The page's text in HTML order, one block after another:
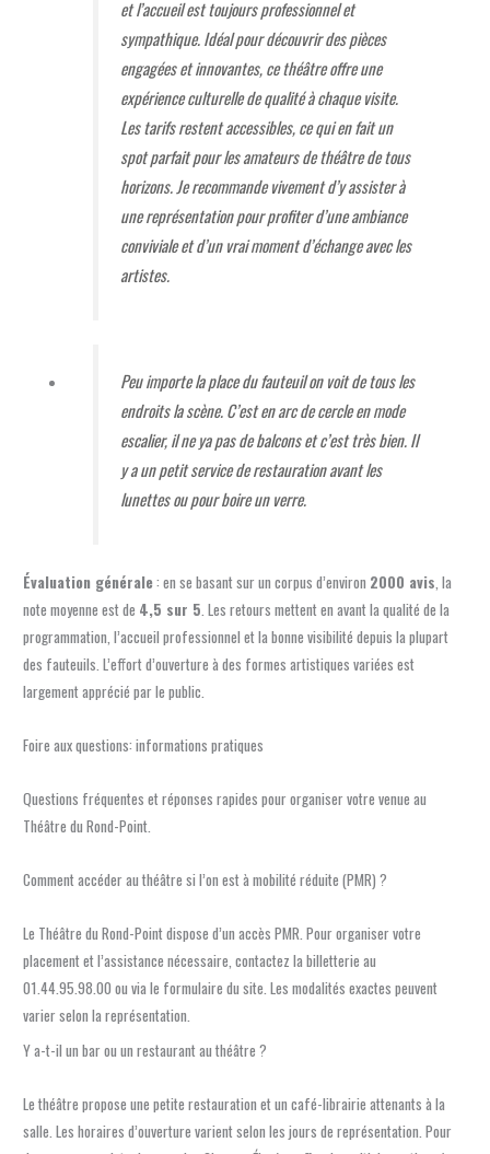
et l’accueil est toujours professionnel et
sympathique. Idéal pour découvrir des pièces
engagées et innovantes, ce théâtre offre une
expérience culturelle de qualité à chaque visite.
Les tarifs restent accessibles, ce qui en fait un
spot parfait pour les amateurs de théâtre de tous
horizons. Je recommande vivement d’y assister à
une représentation pour profiter d’une ambiance
conviviale et d’un vrai moment d’échange avec les
artistes.
Peu importe la place du fauteuil on voit de tous les
endroits la scène. C’est en arc de cercle en mode
escalier, il ne ya pas de balcons et c’est très bien. Il
y a un petit service de restauration avant les
lunettes ou pour boire un verre.
Évaluation générale: en se basant sur un corpus d’environ 2000 avis, la
note moyenne est de 4,5 sur 5. Les retours mettent en avant la qualité de la
programmation, l’accueil professionnel et la bonne visibilité depuis la plupart
des fauteuils. L’effort d’ouverture à des formes artistiques variées est
largement apprécié par le public.
Foire aux questions: informations pratiques
Questions fréquentes et réponses rapides pour organiser votre venue au
Théâtre du Rond-Point.
Comment accéder au théâtre si l’on est à mobilité réduite (PMR) ?
Le Théâtre du Rond-Point dispose d’un accès PMR. Pour organiser votre
placement et l’assistance nécessaire, contactez la billetterie au
01.44.95.98.00 ou via le formulaire du site. Les modalités exactes peuvent
varier selon la représentation.
Y a-t-il un bar ou un restaurant au théâtre ?
Le théâtre propose une petite restauration et un café-librairie attenants à la
salle. Les horaires d’ouverture varient selon les jours de représentation. Pour